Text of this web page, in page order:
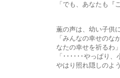
「でも、あなたも『この国の
薫の声は、幼い子供に語りか
「みんなの幸せのなかには、あな
なたの幸せを祈るわ」
「･･････やっぱり、小
やはり照れ隠しのように、剣心